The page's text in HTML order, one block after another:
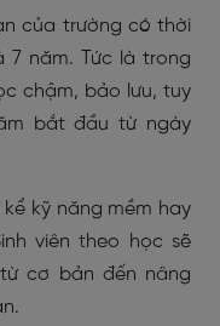
của trường có thời
năm. Tức là trong
chậm, bảo lưu, tuy
bắt đầu từ ngày
kể kỹ năng mềm hay
viên theo học sẽ
cơ bản đến nâng